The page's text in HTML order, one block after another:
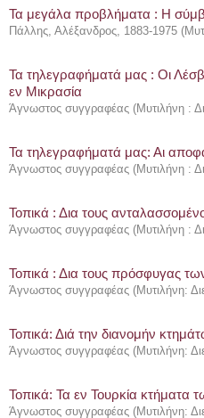
Τα μεγάλα προβλήματα : Η
Πάλλης, Αλέξανδρος, 1883-1975 (
Τα τηλεγραφήματά μας : Οι
εν Μικρασία
Άγνωστος συγγραφέας (Μυτιλήνη :
Τα τηλεγραφήματά μας: Αι
Άγνωστος συγγραφέας (Μυτιλήνη :
Τοπικά : Δια τους
Άγνωστος συγγραφέας (Μυτιλήνη :
Τοπικά : Δια τους πρόσφυγας
Άγνωστος συγγραφέας (Μυτιλήνη:
Τοπικά: Διά την διανομήν
Άγνωστος συγγραφέας (Μυτιλήνη:
Τοπικά: Τα εν Τουρκία
Άγνωστος συγγραφέας (Μυτιλήνη: